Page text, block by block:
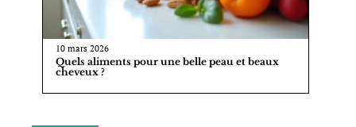
10 mars 2026
Quels aliments pour une belle peau et beaux
cheveux ?